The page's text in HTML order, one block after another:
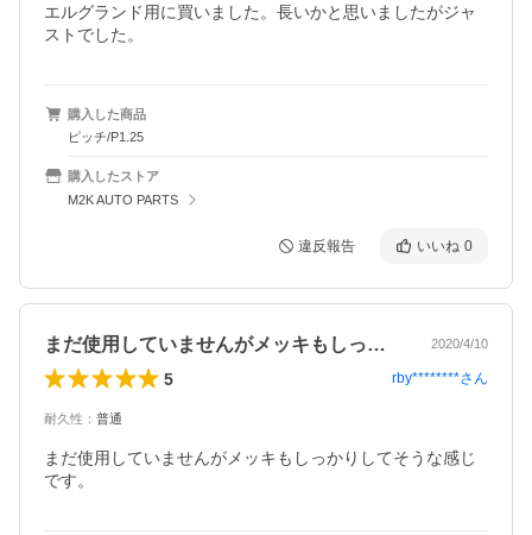
エルグランド用に買いました。長いかと思いましたがジャ
ストでした。
購入した商品
ピッチ/P1.25
購入したストア
M2K AUTO PARTS
違反報告 いいね 0
まだ使用していませんがメッキもしっかり… 2020/4/10
5 rby********さん
耐久性 ： 普通
まだ使用していませんがメッキもしっかりしてそうな感じ
です。